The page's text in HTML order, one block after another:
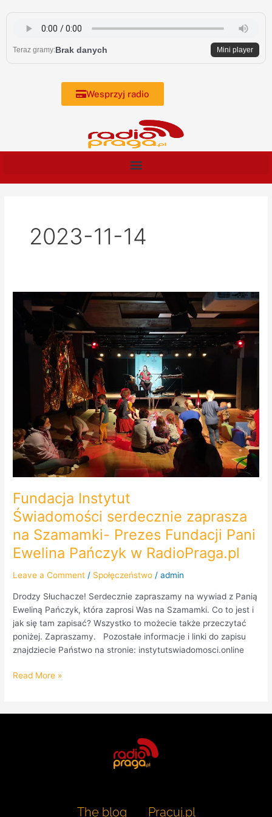
content
Teraz gramy:Brak danych Mini player
Wesprzyj radio
2023-11-14
Fundacja Instytut
Świadomości serdecznie zaprasza
na Szamamki- Prezes Fundacji Pani
Ewelina Pańczyk w RadioPraga.pl
Leave a Comment / Społęczeństwo /admin
Drodzy Słuchacze! Serdecznie zapraszamy na wywiad z Panią
Eweliną Pańczyk, która zaprosi Was na Szamamki. Co to jest i
jak się tam zapisać? Wszystko to możecie także przeczytać
poniżej. Zapraszamy. Pozostałe informacje i linki do zapisu
znajdziecie Państwo na stronie: instytutswiadomosci.online
Instytut
Świadomości serdecznie
na Szamamki-
Fundacji
Pańczyk
w
RadioPraga.pl
Read More »
The blog Pracuj.pl